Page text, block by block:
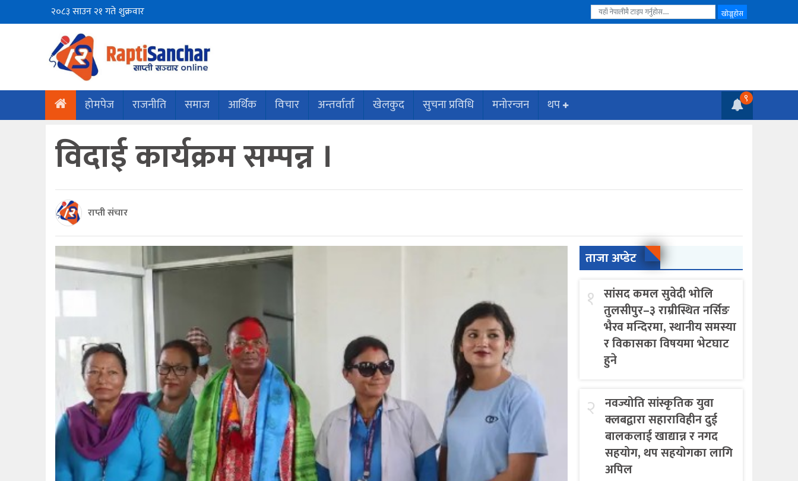
२०८३ साउन २१ गते शुक्रवार
होमपेज राजनीति समाज आर्थिक विचार अन्तर्वार्ता खेलकुद सुचना प्रविधि मनोरन्जन थप ९
विदाई कार्यक्रम सम्पन्न ।
राप्ती संचार
ताजा अप्डेट
१ सांसद कमल सुवेदी भोलि
तुलसीपुर–३ राम्रीस्थित नर्सिङ
भैरव मन्दिरमा, स्थानीय समस्या
र विकासका विषयमा भेटघाट
हुने
२ नवज्योति सांस्कृतिक युवा
क्लबद्वारा सहाराविहीन दुई
बालकलाई खाद्यान्न र नगद
सहयोग, थप सहयोगका लागि
अपिल